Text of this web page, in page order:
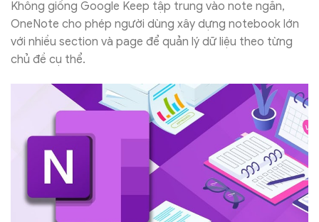
Không giống Google Keep tập trung vào note ngắn,
OneNote cho phép người dùng xây dựng notebook lớn
với nhiều section và page để quản lý dữ liệu theo từng
chủ đề cụ thể.